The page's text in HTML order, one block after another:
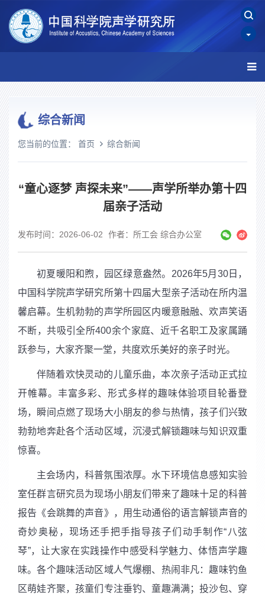
综合新闻
您当前的位置： 首页 综合新闻
“童心逐梦 声探未来”——声学所举办第十四
届亲子活动
发布时间：2026-06-02 作者：所工会 综合办公室
初夏暖阳和煦，园区绿意盎然。 2026年5月 30日，
中国科学院声学研究所第十四届大型亲子活动在所内温
馨启幕。生机勃勃的声学所园区内暖意融融、欢声笑语
不断，共吸引全所400余个家庭、近千名职工及家属踊
跃参与，大家齐聚一堂，共度欢乐美好的亲子时光。
伴随着欢快灵动的儿童乐曲，本次亲子活动正式拉
开帷幕。丰富多彩、形式多样的趣味体验项目轮番登
场，瞬间点燃了现场大小朋友的参与热情，孩子们兴致
勃勃地奔赴各个活动区域，沉浸式解锁趣味与知识双重
惊喜。
主会场内，科普氛围浓厚。水下环境信息感知实验
室任群言研究员为现场小朋友们带来了趣味十足的科普
报告《会跳舞的声音》，用生动通俗的语言解锁声音的
奇妙奥秘，现场还手把手指导孩子们动手制作“八弦
琴”，让大家在实践操作中感受科学魅力、体悟声学趣
味。各个趣味活动区域人气爆棚、热闹非凡：趣味钓鱼
区萌娃齐聚，孩童们专注垂钓、童趣满满；投沙包、穿